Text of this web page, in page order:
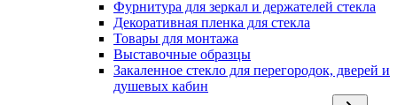
Фурнитура для зеркал и держателей стекла
Декоративная пленка для стекла
Товары для монтажа
Выставочные образцы
Закаленное стекло для перегородок, дверей и
душевых кабин